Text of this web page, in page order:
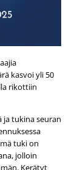
kasvoi yli 50
rikottiin
ja tukina seuran
tuki on
jolloin
Kerätyt